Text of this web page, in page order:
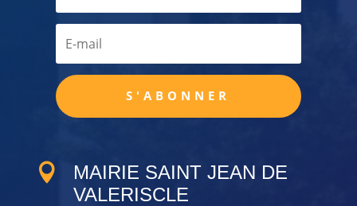
S'ABONNER

MAIRIE SAINT JEAN DE
VALERISCLE